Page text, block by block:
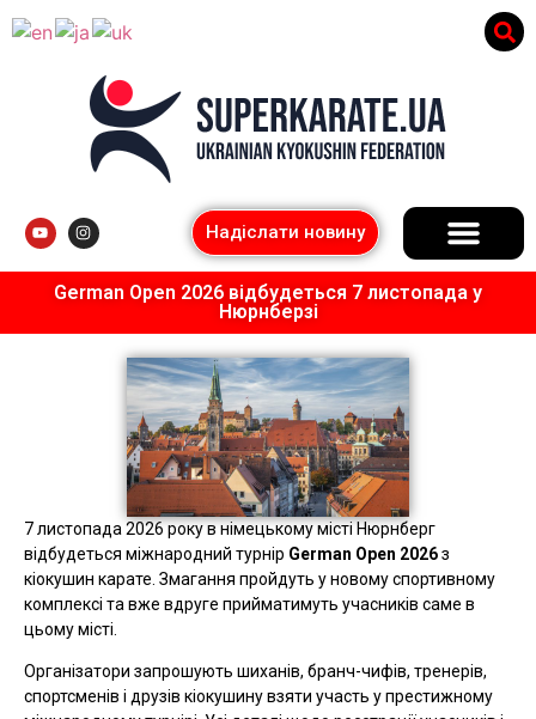
Надіслати новину
German Open 2026 відбудеться 7 листопада у
Нюрнберзі
7 листопада 2026 року в німецькому місті Нюрнберг
відбудеться міжнародний турнір German Open 2026з
кіокушин карате. Змагання пройдуть у новому спортивному
комплексі та вже вдруге прийматимуть учасників саме в
цьому місті.
Організатори запрошують шиханів, бранч-чифів, тренерів,
спортсменів і друзів кіокушину взяти участь у престижному